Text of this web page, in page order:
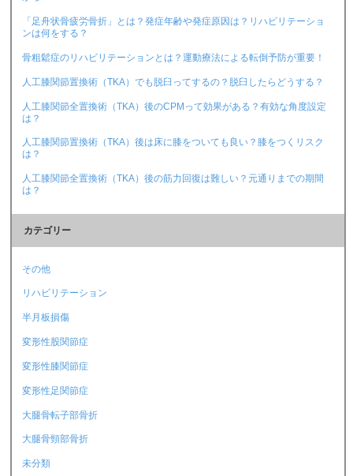
「足舟状骨疲労骨折」とは？発症年齢や発症原因は？リハビリテーショ
ンは何をする？
骨粗鬆症のリハビリテーションとは？運動療法による転倒予防が重要！
人工膝関節置換術（TKA）でも脱臼ってするの？脱臼したらどうする？
人工膝関節全置換術（TKA）後のCPMって効果がある？有効な角度設定
は？
人工膝関節置換術（TKA）後は床に膝をついても良い？膝をつくリスク
は？
人工膝関節全置換術（TKA）後の筋力回復は難しい？元通りまでの期間
は？
カテゴリー
その他
リハビリテーション
半月板損傷
変形性股関節症
変形性膝関節症
変形性足関節症
大腿骨転子部骨折
大腿骨頸部骨折
未分類